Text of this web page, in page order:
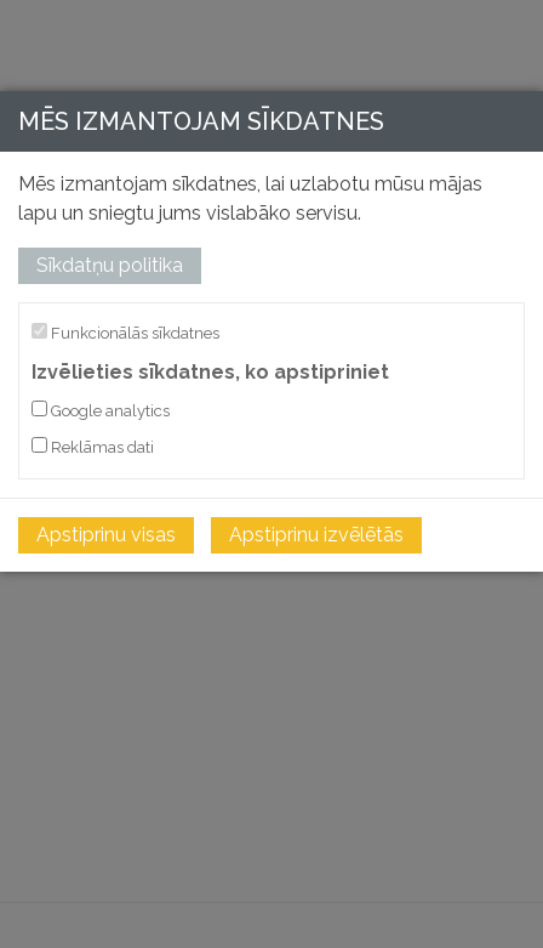
MĒS IZMANTOJAM SĪKDATNES
Mēs izmantojam sīkdatnes, lai uzlabotu mūsu mājas
lapu un sniegtu jums vislabāko servisu.
Sīkdatņu politika
Funkcionālās sīkdatnes
Izvēlieties sīkdatnes, ko apstipriniet
Google analytics
Reklāmas dati
Apstiprinu visas Apstiprinu izvēlētās